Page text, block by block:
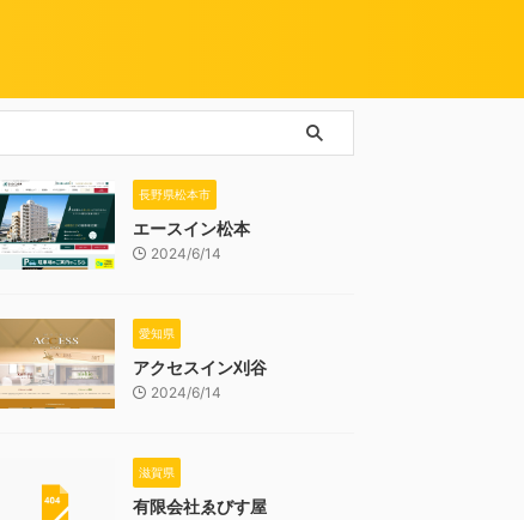
長野県松本市
エースイン松本
2024/6/14
愛知県
アクセスイン刈谷
2024/6/14
滋賀県
有限会社ゑびす屋